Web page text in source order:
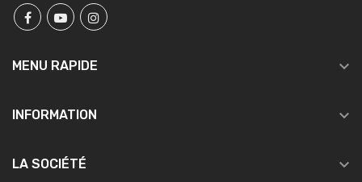
MENU RAPIDE 
INFORMATION 
LA SOCIÉTÉ 